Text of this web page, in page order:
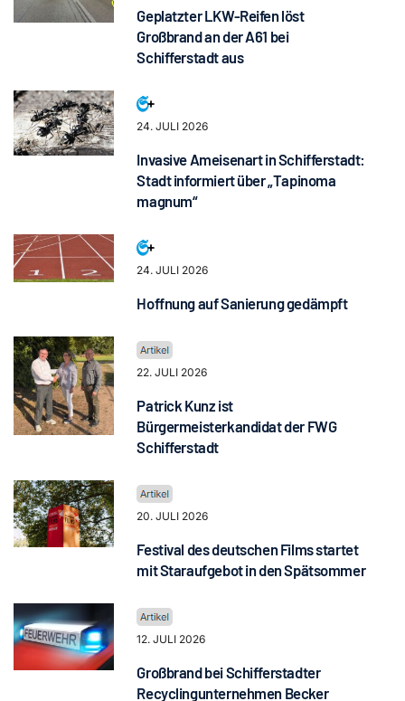
Geplatzter LKW-Reifen löst
Großbrand an der A61 bei
Schifferstadt aus
24. JULI 2026
Invasive Ameisenart in Schifferstadt:
Stadt informiert über „Tapinoma
magnum“
24. JULI 2026
Hoffnung auf Sanierung gedämpft
22. JULI 2026
Patrick Kunz ist
Bürgermeisterkandidat der FWG
Schifferstadt
20. JULI 2026
Festival des deutschen Films startet
mit Staraufgebot in den Spätsommer
12. JULI 2026
Großbrand bei Schifferstadter
Recyclingunternehmen Becker